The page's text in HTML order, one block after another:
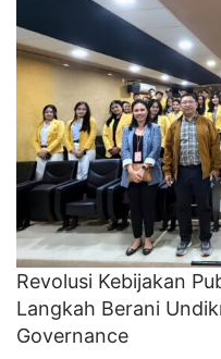
Revolusi Kebijakan
Langkah Berani
Governance